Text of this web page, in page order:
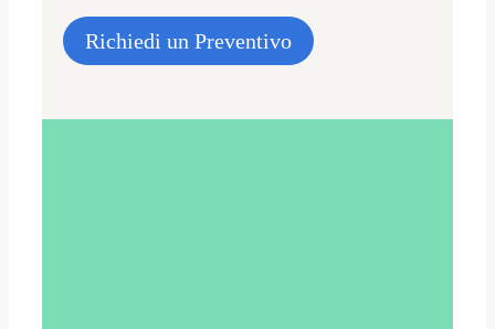
Richiedi un Preventivo